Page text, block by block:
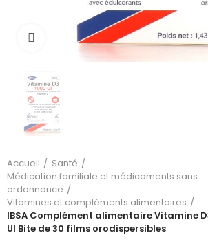
Cliquez pour agrandir
Accueil
Santé
Médication familiale et médicaments sans
ordonnance
Vitamines et compléments alimentaires
IBSA Complément alimentaire Vitamine
UI Bite de 30 films orodispersibles